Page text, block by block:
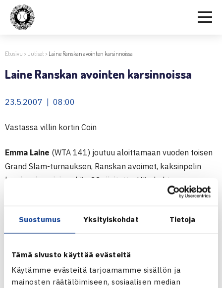
Suostumus Yksityiskohdat Tietoja
Tämä sivusto käyttää evästeitä
Käytämme evästeitä tarjoamamme sisällön ja
mainosten räätälöimiseen, sosiaalisen median
Etusivu > Uutiset> Laine Ranskan avointen karsinnoissa
Laine Ranskan avointen karsinnoissa
23.5.2007 | 08:00
Vastassa villin kortin Coin
Emma Laine (WTA 141) joutuu aloittamaan vuoden toisen
Grand Slam-turnauksen, Ranskan avoimet, kaksinpelin
karsinnoissa, joissa hän 22.sijoitettu. Hän kohtaa
avauskierroksella keskiviikkona Pariisissa villillä kortilla
mukaan päässeen Julie Coinin (WTA 246). 25-vuotias
ranskalainen saavutti uransa parhaan WTA-rankingin, 243,
viikko sitten. Laine ja Coin kohtaavat nyt ensimmäisen
kerran. Heidän ottelunsa on neljäs kentällä 7, jolla ottelut